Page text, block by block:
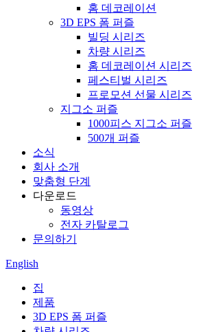
홈 데코레이션
3D EPS 폼 퍼즐
빌딩 시리즈
차량 시리즈
홈 데코레이션 시리즈
페스티벌 시리즈
프로모션 선물 시리즈
지그소 퍼즐
1000피스 지그소 퍼즐
500개 퍼즐
소식
회사 소개
맞춤형 단계
다운로드
동영상
전자 카탈로그
문의하기
English
집
제품
3D EPS 폼 퍼즐